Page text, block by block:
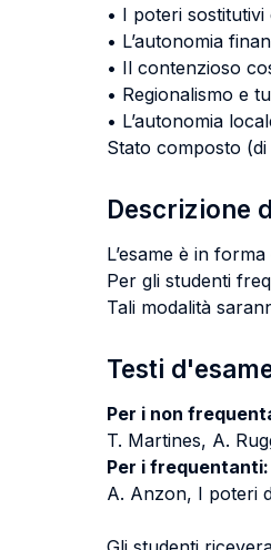
• I poteri
• L’autonomia
• Il contenzioso
• Regionalismo e
• L’autonomia
Stato composto
Descrizione
L’esame è in
Per gli studenti
Tali modalità
Testi
Per i non
T. Martines, A.
Per i frequentanti:
A. Anzon, I poteri